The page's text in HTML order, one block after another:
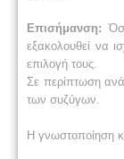
Επισήμανση:
εξακολουθεί να
επιλογή τους.
Σε περίπτωση
των συζύγων.
Η γνωστοποίηση